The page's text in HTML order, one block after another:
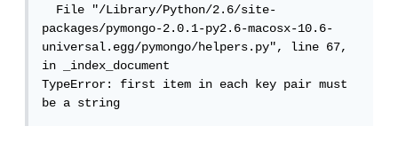
  File "/Library/Python/2.6/site-
packages/pymongo-2.0.1-py2.6-macosx-10.6-
universal.egg/pymongo/helpers.py", line 67,
in _index_document
TypeError: first item in each key pair must
be a string